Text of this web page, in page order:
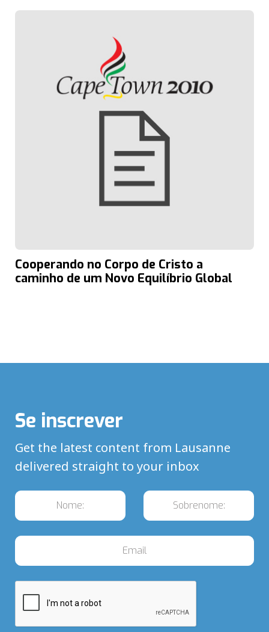
Cooperando no Corpo de Cristo a
caminho de um Novo Equilíbrio Global
Se inscrever
Get the latest content from Lausanne
delivered straight to your inbox